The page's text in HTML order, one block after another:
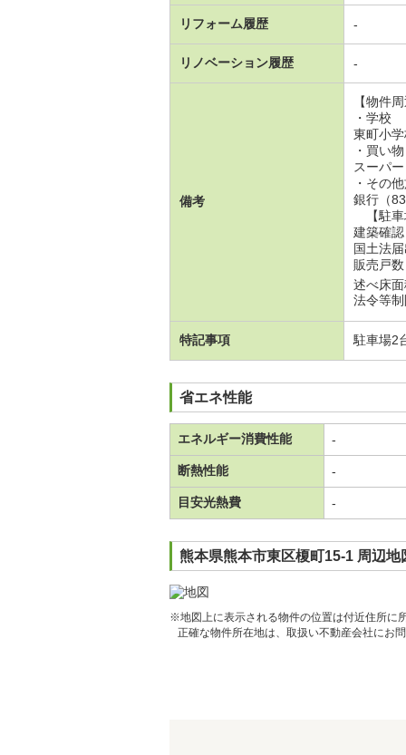
リフォーム履歴 -
リノベーション履歴 -
備考
【物件
・学校
東町小
・買い物
スーパ
・その
銀行（
【駐車
建築確
国土法
販売戸
述べ床
法令等
特記事項 駐車場2
省エネ性能
エネルギー消費性能 -
断熱性能 -
目安光熱費 -
熊本県熊本市東区榎町15-1 周辺地
※地図上に表示される物件の位置は付近住所に
正確な物件所在地は、取扱い不動産会社にお